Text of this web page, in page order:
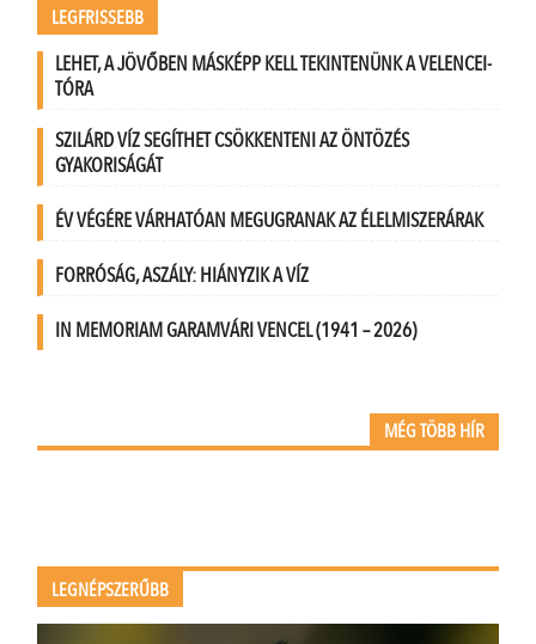
LEGFRISSEBB
LEHET, A JÖVŐBEN MÁSKÉPP KELL TEKINTENÜNK A VELENCEI-
TÓRA
SZILÁRD VÍZ SEGÍTHET CSÖKKENTENI AZ ÖNTÖZÉS
GYAKORISÁGÁT
ÉV VÉGÉRE VÁRHATÓAN MEGUGRANAK AZ ÉLELMISZERÁRAK
FORRÓSÁG, ASZÁLY: HIÁNYZIK A VÍZ
IN MEMORIAM GARAMVÁRI VENCEL (1941 – 2026)
MÉG TÖBB HÍR
LEGNÉPSZERŰBB